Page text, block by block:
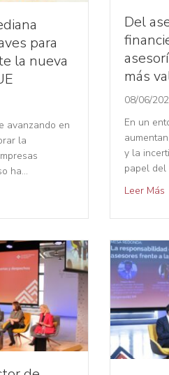
para
la nueva
avanzando en
la
ha…
Del
más
08/06/
En un
y la
papel del
Leer Más